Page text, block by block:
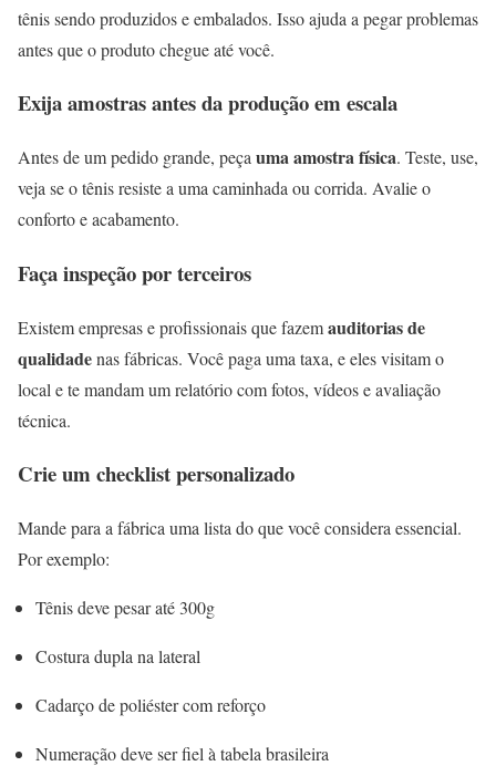
tênis sendo produzidos e embalados. Isso ajuda a pegar problemas
antes que o produto chegue até você.
Exija amostras antes da produção em escala
Antes de um pedido grande, peça uma amostra física. Teste, use,
veja se o tênis resiste a uma caminhada ou corrida. Avalie o
conforto e acabamento.
Faça inspeção por terceiros
Existem empresas e profissionais que fazemauditorias de
qualidadenas fábricas. Você paga uma taxa, e eles visitam o
local e te mandam um relatório com fotos, vídeos e avaliação
técnica.
Crie um checklist personalizado
Mande para a fábrica uma lista do que você considera essencial.
Por exemplo:
Tênis deve pesar até 300g
Costura dupla na lateral
Cadarço de poliéster com reforço
Numeração deve ser fiel à tabela brasileira